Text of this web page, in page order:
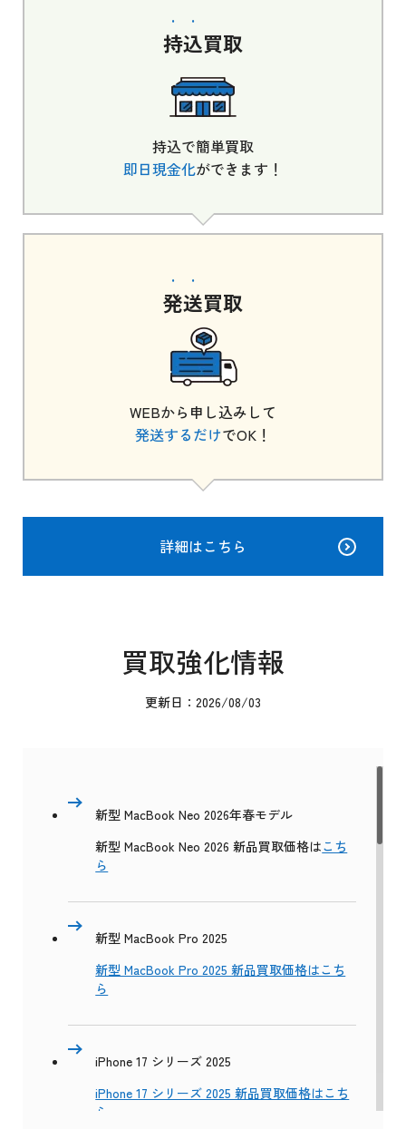
持込買取
持込で簡単買取
即日現金化ができます！
発送買取
WEBから申し込みして
発送するだけでOK！
詳細はこちら
買取強化情報
更新日：2026/08/03
新型 MacBook Neo 2026年春モデル
新型 MacBook Neo 2026 新品買取価格はこち
ら
新型 MacBook Pro 2025
新型 MacBook Pro 2025 新品買取価格はこち
ら
iPhone 17 シリーズ 2025
iPhone 17 シリーズ 2025 新品買取価格はこち
ら